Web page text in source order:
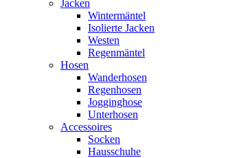
Jacken
Wintermäntel
Isolierte Jacken
Westen
Regenmäntel
Hosen
Wanderhosen
Regenhosen
Jogginghose
Unterhosen
Accessoires
Socken
Hausschuhe